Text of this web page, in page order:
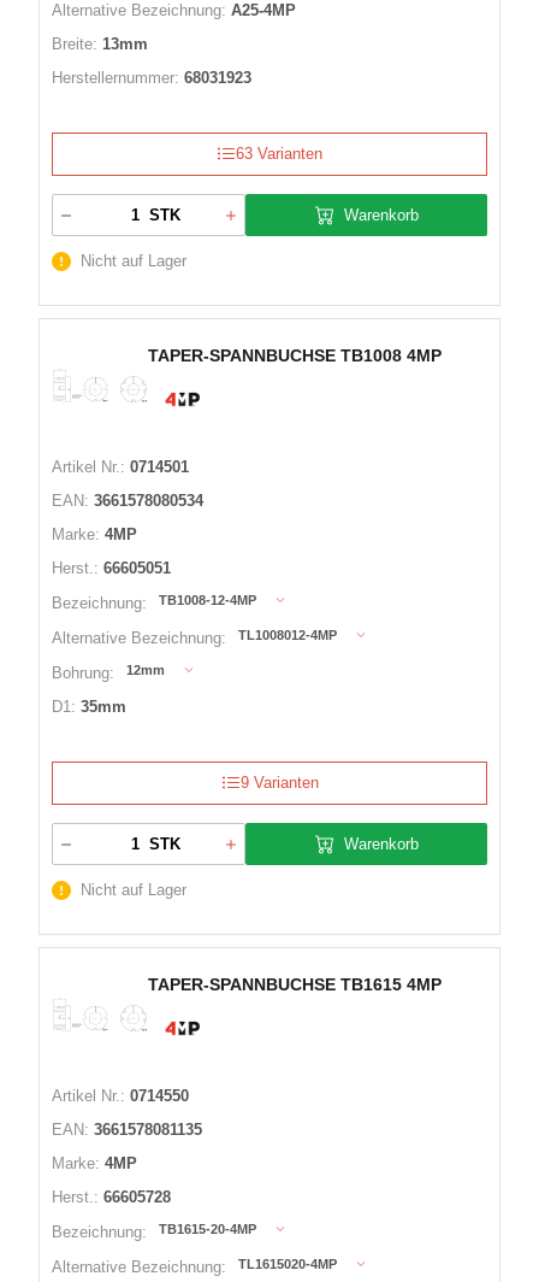
Alternative Bezeichnung: A25-4MP
Breite: 13mm
Herstellernummer: 68031923
63 Varianten
STK Warenkorb
Nicht auf Lager
TAPER-SPANNBUCHSE TB1008 4MP
Artikel Nr.: 0714501
EAN: 3661578080534
Marke: 4MP
Herst.: 66605051
Bezeichnung:
TB1008-12-4MP
Alternative Bezeichnung: TL1008012-4MP
Bohrung: 12mm
D1: 35mm
9 Varianten
STK Warenkorb
Nicht auf Lager
TAPER-SPANNBUCHSE TB1615 4MP
Artikel Nr.: 0714550
EAN: 3661578081135
Marke: 4MP
Herst.: 66605728
Bezeichnung:
TB1615-20-4MP
Alternative Bezeichnung: TL1615020-4MP